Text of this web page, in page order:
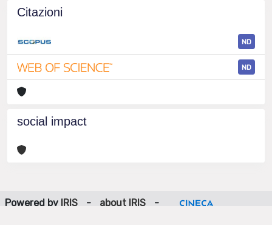
Citazioni
ND
ND
social impact
Powered by IRIS - about IRIS
-